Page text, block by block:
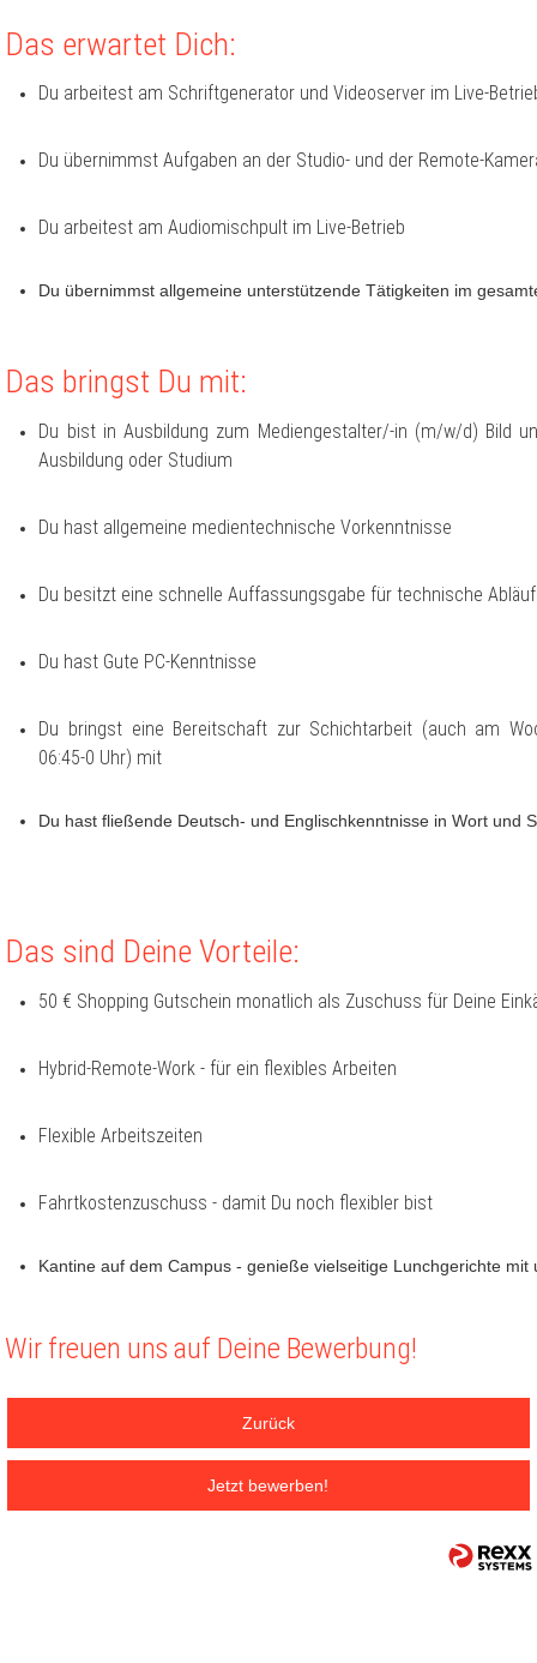
Das erwartet Dich:
Du arbeitest am Schriftgenerator und Videoserver im Live-
Du übernimmst Aufgaben an der Studio- und der Remote-
Du arbeitest am Audiomischpult im Live-Betrieb
Du übernimmst allgemeine unterstützende Tätigkeiten im
Das bringst Du mit:
Du bist in Ausbildung zum Mediengestalter/-in (m/w/d) Bild
Ausbildung oder Studium
Du hast allgemeine medientechnische Vorkenntnisse
Du besitzt eine schnelle Auffassungsgabe für technische
Du hast Gute PC-Kenntnisse
Du bringst eine Bereitschaft zur Schichtarbeit (auch am
06:45-0 Uhr) mit
Du hast fließende Deutsch- und Englischkenntnisse in Wort und
Das sind Deine Vorteile:
50 € Shopping Gutschein monatlich als Zuschuss für Deine
Hybrid-Remote-Work - für ein flexibles Arbeiten
Flexible Arbeitszeiten
Fahrtkostenzuschuss - damit Du noch flexibler bist
Kantine auf dem Campus - genieße vielseitige Lunchgerichte mit
Wir freuen uns auf Deine Bewerbung!
Zurück
Jetzt bewerben!